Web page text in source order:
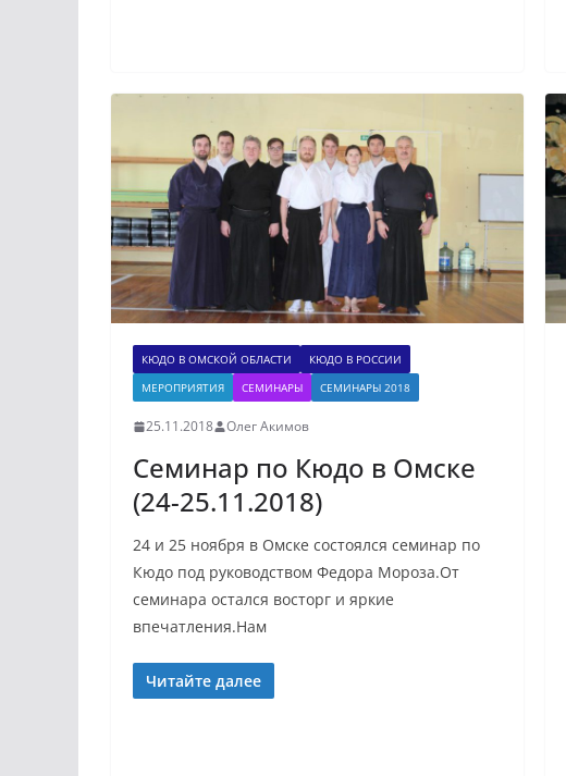
КЮДО В ОМСКОЙ ОБЛАСТИ
КЮДО В РОССИИ
МЕРОПРИЯТИЯ
СЕМИНАРЫ СЕМИНАРЫ 2018
25.11.2018 Олег Акимов
Семинар по Кюдо в Омске
(24-25.11.2018)
24 и 25 ноября в Омске состоялся семинар по
Кюдо под руководством Федора Мороза.От
семинара остался восторг и яркие
впечатления.Нам
Читайте далее